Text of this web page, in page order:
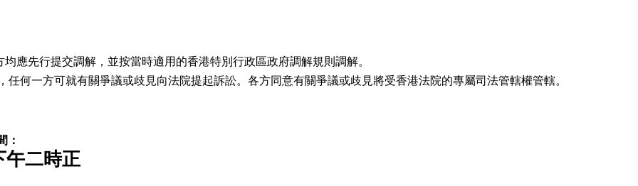
應先行提交調解，並按當時適用的香港特別行政區政府調解規則調解。
何一方可就有關爭議或歧見向法院提起訴訟。各方同意有關爭議或歧見將受香港法院的專屬司法管轄權管轄。
：
午二時正